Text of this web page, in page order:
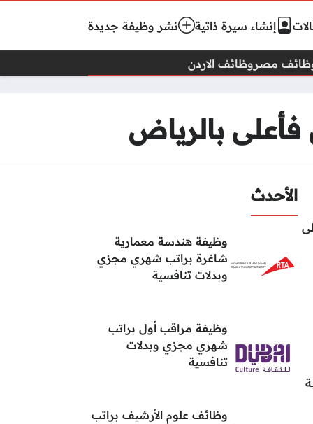
إنشاء سيرة ذاتية نشر وظيفة جديدة
مصروظائف الاردن
بالرياض
الأحدث
وظيفة هندسة معمارية
شاغرة براتب شهري مجزي
وبدلات تنافسية
وظيفة مراقب أول براتب
شهري مجزي وبدلات
تنافسية
وظائف علوم الأرشيف براتب